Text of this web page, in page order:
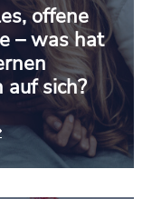
offene
– was hat
sich?